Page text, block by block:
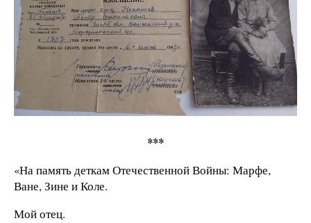
***
«На память деткам Отечественной Войны: Марфе,
Ване, Зине и Коле.
Мой отец.